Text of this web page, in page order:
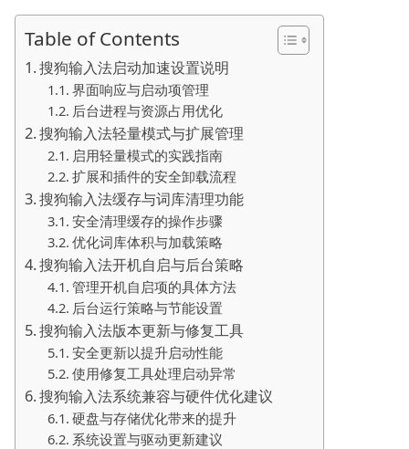
Table of Contents
搜狗输入法启动加速设置说明
界面响应与启动项管理
后台进程与资源占用优化
搜狗输入法轻量模式与扩展管理
启用轻量模式的实践指南
扩展和插件的安全卸载流程
搜狗输入法缓存与词库清理功能
安全清理缓存的操作步骤
优化词库体积与加载策略
搜狗输入法开机自启与后台策略
管理开机自启项的具体方法
后台运行策略与节能设置
搜狗输入法版本更新与修复工具
安全更新以提升启动性能
使用修复工具处理启动异常
搜狗输入法系统兼容与硬件优化建议
硬盘与存储优化带来的提升
系统设置与驱动更新建议